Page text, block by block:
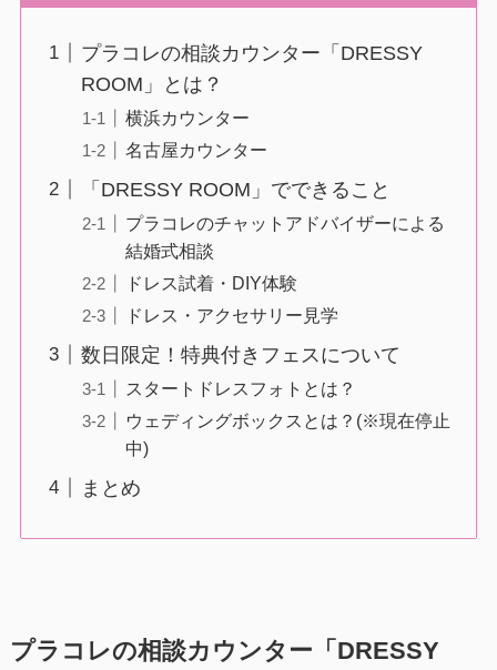
プラコレの相談カウンター「DRESSY
ROOM」とは？
横浜カウンター
名古屋カウンター
「DRESSY ROOM」でできること
プラコレのチャットアドバイザーによる
結婚式相談
ドレス試着・DIY体験
ドレス・アクセサリー見学
数日限定！特典付きフェスについて
スタートドレスフォトとは？
ウェディングボックスとは？(※現在停止
中)
まとめ
プラコレの相談カウンター「DRESSY